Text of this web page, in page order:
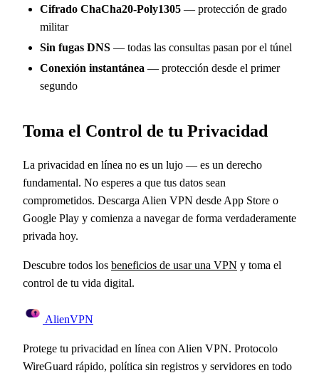
Cifrado ChaCha20-Poly1305 — protección de grado
militar
Sin fugas DNS — todas las consultas pasan por el túnel
Conexión instantánea — protección desde el primer
segundo
Toma el Control de tu Privacidad
La privacidad en línea no es un lujo — es un derecho
fundamental. No esperes a que tus datos sean
comprometidos. Descarga Alien VPN desde App Store o
Google Play y comienza a navegar de forma verdaderamente
privada hoy.
Descubre todos los beneficios de usar una VPN y toma el
control de tu vida digital.
AlienVPN
Protege tu privacidad en línea con Alien VPN. Protocolo
WireGuard rápido, política sin registros y servidores en todo